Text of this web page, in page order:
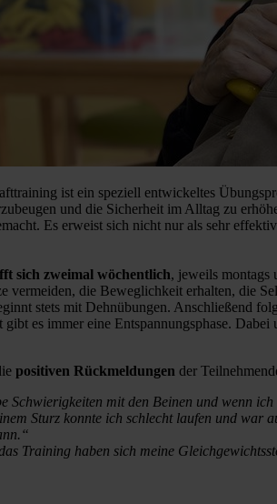
ist ein speziell entwickeltes
und die Sicherheit im Alltag zu
Es erweist sich nicht nur als sehr
sich zweimal wöchentlich, jeweils montags
vermeiden, die Beweglichkeit erhalten, die
stets mit Dehnübungen. Anschließend
gibt es immer eine Entspannungsphase.
positiven Rückmeldungen der
Schwierigkeiten mit den Beinen und wenn
Sturz konnte ich schlecht laufen und war
Training haben sich meine